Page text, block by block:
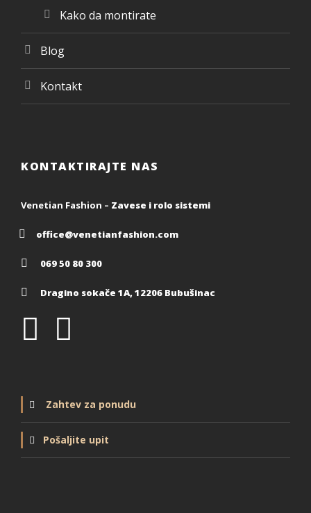
Kako da montirate
Blog
Kontakt
KONTAKTIRAJTE NAS
Venetian Fashion – Zavese i rolo sistemi
office@venetianfashion.com
069 50 80 300
Dragino sokače 1A, 12206 Bubušinac
Zahtev za ponudu
Pošaljite upit